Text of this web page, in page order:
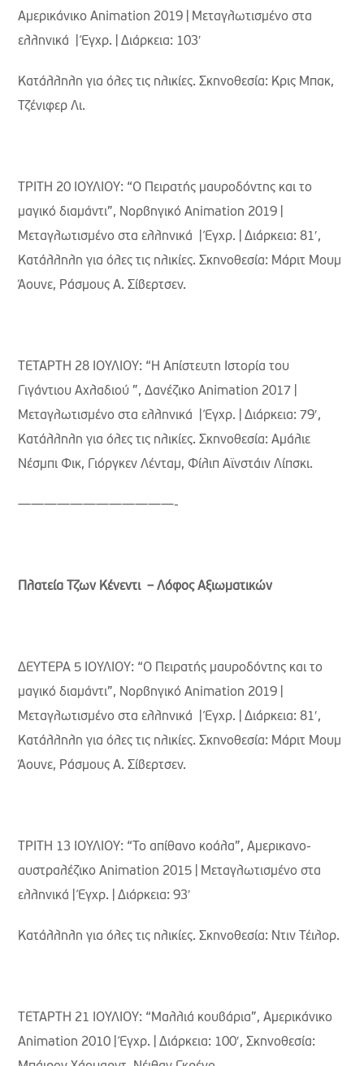
Aμερικάνικο Animation 2019 | Μεταγλωτισμένο στα
ελληνικά | Έγχρ. | Διάρκεια: 103′
Κατάλληλη για όλες τις ηλικίες. Σκηνοθεσία: Κρις Μπακ,
Τζένιφερ Λι.
ΤΡΙΤΗ 20 ΙΟΥΛΙΟΥ: “Ο Πειρατής μαυροδόντης και το
μαγικό διαμάντι”, Νορβηγικό Animation 2019 |
Μεταγλωτισμένο στα ελληνικά | Έγχρ. | Διάρκεια: 81′,
Κατάλληλη για όλες τις ηλικίες. Σκηνοθεσία: Μάριτ Μουμ
Άουνε, Ράσμους Α. Σίβερτσεν.
ΤΕΤΑΡΤΗ 28 ΙΟΥΛΙΟΥ: “Η Απίστευτη Ιστορία του
Γιγάντιου Αχλαδιού ”, Δανέζικο Animation 2017 |
Μεταγλωτισμένο στα ελληνικά | Έγχρ. | Διάρκεια: 79′,
Κατάλληλη για όλες τις ηλικίες. Σκηνοθεσία: Αμάλιε
Νέσμπι Φικ, Γιόργκεν Λένταμ, Φίλιπ Αϊνστάιν Λίπσκι.
————————————-
Πλατεία Τζων Κένεντι – Λόφος Αξιωματικών
ΔΕΥΤΕΡΑ 5 ΙΟΥΛΙΟΥ: “Ο Πειρατής μαυροδόντης και το
μαγικό διαμάντι”, Νορβηγικό Animation 2019 |
Μεταγλωτισμένο στα ελληνικά | Έγχρ. | Διάρκεια: 81′,
Κατάλληλη για όλες τις ηλικίες. Σκηνοθεσία: Μάριτ Μουμ
Άουνε, Ράσμους Α. Σίβερτσεν.
ΤΡΙΤΗ 13 ΙΟΥΛΙΟΥ: “Το απίθανο κοάλα”, Αμερικανο-
αυστραλέζικο Animation 2015 | Μεταγλωτισμένο στα
ελληνικά | Έγχρ. | Διάρκεια: 93′
Κατάλληλη για όλες τις ηλικίες. Σκηνοθεσία: Ντιν Τέιλορ.
ΤΕΤΑΡΤΗ 21 ΙΟΥΛΙΟΥ: “Μαλλιά κουβάρια”, Aμερικάνικο
Animation 2010 | Έγχρ. | Διάρκεια: 100′, Σκηνοθεσία: